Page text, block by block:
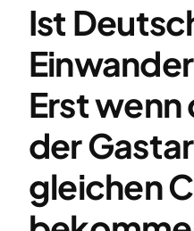
Ist
Erst wenn
der
gleichen